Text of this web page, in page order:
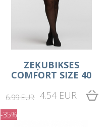
ZEĶUBIKSES
COMFORT SIZE 40
6.99 EUR 4.54 EUR
-35%